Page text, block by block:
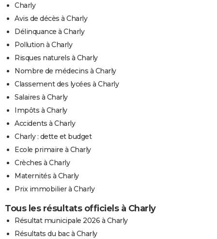
Charly
Avis de décès à Charly
Délinquance à Charly
Pollution à Charly
Risques naturels à Charly
Nombre de médecins à Charly
Classement des lycées à Charly
Salaires à Charly
Impôts à Charly
Accidents à Charly
Charly : dette et budget
Ecole primaire à Charly
Crèches à Charly
Maternités à Charly
Prix immobilier à Charly
Tous les résultats officiels à Charly
Résultat municipale 2026 à Charly
Résultats du bac à Charly